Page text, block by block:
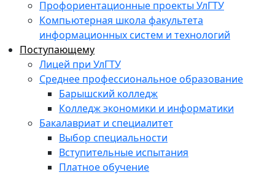
Профориентационные проекты УлГТУ
Компьютерная школа факультета
информационных систем и технологий
Поступающему
Лицей при УлГТУ
Среднее профессиональное образование
Барышский колледж
Колледж экономики и информатики
Бакалавриат и специалитет
Выбор специальности
Вступительные испытания
Платное обучение